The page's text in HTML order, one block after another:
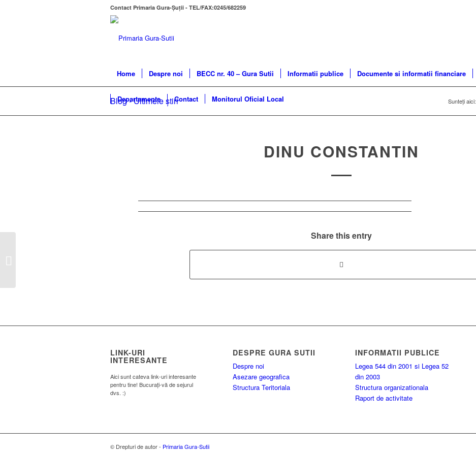
Contact Primaria Gura-Șuții - TEL/FAX:0245/682259
Home Despre noi BECC nr. 40 – Gura Sutii Informatii publice Documente si informatii financiare
Departamente Contact Monitorul Oficial Local
Blog - Ultimele știri Sunteți aici:
DINU CONSTANTIN
Share this entry
LINK-URI
INTERESANTE
Aici sunt cateva link-uri interesante
pentru tine! Bucurați-vă de sejurul
dvs. :)
DESPRE GURA SUTII
Despre noi
Asezare geografica
Structura Teritoriala
INFORMATII PUBLICE
Legea 544 din 2001 si Legea 52
din 2003
Structura organizationala
Raport de activitate
© Drepturi de autor - Primaria Gura-Sutii